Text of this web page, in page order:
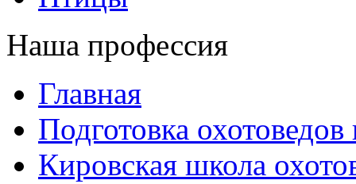
Наша профессия
Главная
Подготовка
Кировская школа